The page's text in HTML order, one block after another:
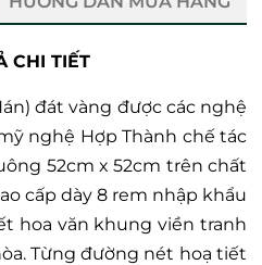
CHI TIẾT
đát vàng được các nghệ
nghệ Hợp Thành chế tác
52cm x 52cm trên chất
cấp dày 8 rem nhập khẩu
hoa văn khung viền tranh
Từng đường nét hoạ tiết